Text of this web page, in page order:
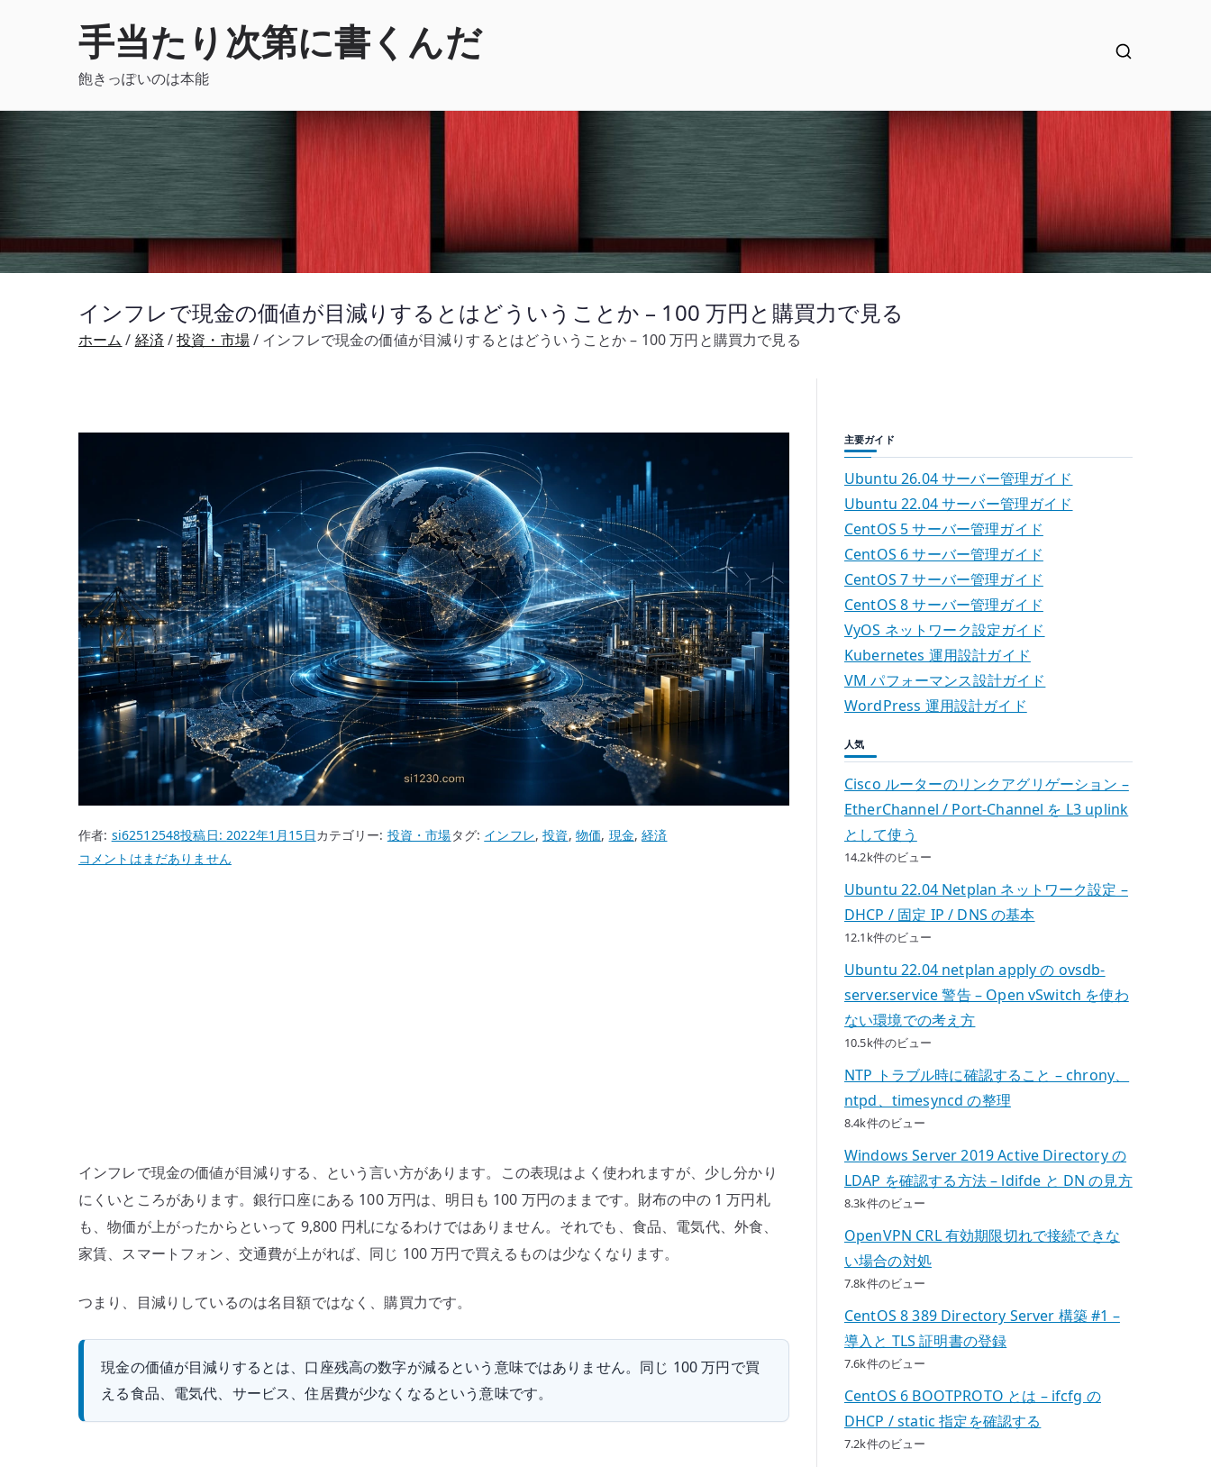
手当たり次第に書くんだ
飽きっぽいのは本能
インフレで現金の価値が目減りするとはどういうことか – 100 万円と購買力で見る
ホーム 経済 投資・市場 インフレで現金の価値が目減りするとはどういうことか – 100 万円と購買力で見る
作者: si62512548投稿日:2022年1月15日カテゴリー: 投資・市場タグ: インフレ,投資, 物価, 現金,経済
イ
る
と
は
う
う
か
コメントはまだありません
インフレで現金の価値が目減りする、という言い方があります。この表現はよく使われますが、少し分かり
にくいところがあります。銀行口座にある 100 万円は、明日も 100 万円のままです。財布の中の 1 万円札
も、物価が上がったからといって 9,800 円札になるわけではありません。それでも、食品、電気代、外食、
家賃、スマートフォン、交通費が上がれば、同じ 100 万円で買えるものは少なくなります。
つまり、目減りしているのは名目額ではなく、購買力です。
現金の価値が目減りするとは、口座残高の数字が減るという意味ではありません。同じ 100 万円で買
える食品、電気代、サービス、住居費が少なくなるという意味です。
主要ガイド
Ubuntu 26.04 サーバー管理ガイド
Ubuntu 22.04 サーバー管理ガイド
CentOS 5 サーバー管理ガイド
CentOS 6 サーバー管理ガイド
CentOS 7 サーバー管理ガイド
CentOS 8 サーバー管理ガイド
VyOS ネットワーク設定ガイド
Kubernetes 運用設計ガイド
VM パフォーマンス設計ガイド
WordPress 運用設計ガイド
人気
Cisco ルーターのリンクアグリゲーション –
EtherChannel / Port-Channel を L3 uplink
として使う
14.2k件のビュー
Ubuntu 22.04 Netplan ネットワーク設定 –
DHCP / 固定 IP / DNS の基本
12.1k件のビュー
Ubuntu 22.04 netplan apply の ovsdb-
server.service 警告 – Open vSwitch を使わ
ない環境での考え方
10.5k件のビュー
NTP トラブル時に確認すること – chrony、
ntpd、timesyncd の整理
8.4k件のビュー
Windows Server 2019 Active Directory の
LDAP を確認する方法 – ldifde と DN の見方
8.3k件のビュー
OpenVPN CRL 有効期限切れで接続できな
い場合の対処
7.8k件のビュー
CentOS 8 389 Directory Server 構築 #1 –
導入と TLS 証明書の登録
7.6k件のビュー
CentOS 6 BOOTPROTO とは – ifcfg の
DHCP / static 指定を確認する
7.2k件のビュー